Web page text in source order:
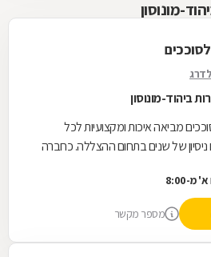
מונוסון
ביהוד-מונוסון
מביאה איכות ומקצועיות לכל
ניסיון של שנים בתחום ההצללה. כחברה
מ-8:00
מספר מקשר